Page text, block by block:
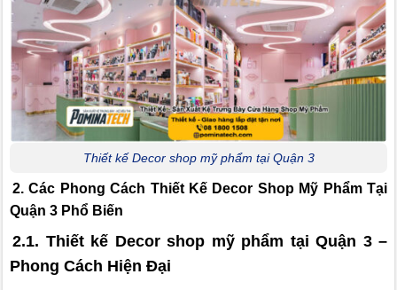
Thiết kế Decor shop mỹ phẩm tại Quận 3
2. Các Phong Cách Thiết Kế Decor Shop Mỹ Phẩm Tại
Quận 3 Phổ Biến
2.1. Thiết kế Decor shop mỹ phẩm tại Quận 3 –
Phong Cách Hiện Đại